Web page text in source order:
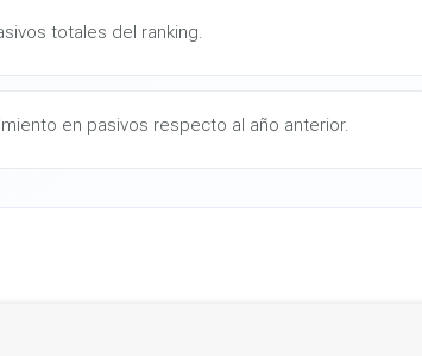
totales del ranking.
en pasivos respecto al año anterior.